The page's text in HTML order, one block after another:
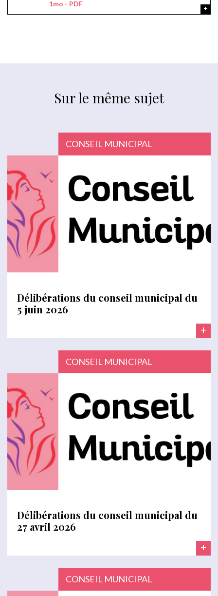
1mo - PDF
Sur le même sujet
CONSEIL MUNICIPAL
Délibérations du conseil municipal du
5 juin 2026
+
CONSEIL MUNICIPAL
Délibérations du conseil municipal du
27 avril 2026
+
CONSEIL MUNICIPAL